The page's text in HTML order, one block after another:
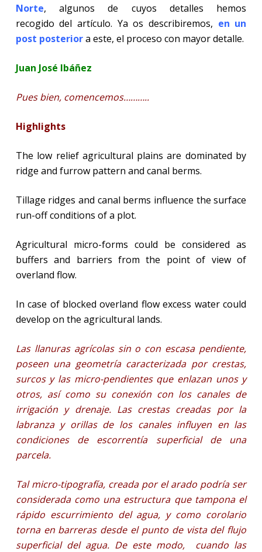
Norte, algunos de cuyos detalles hemos
recogido del artículo. Ya os describiremos, en un
post posteriora este, el proceso con mayor detalle.
Juan José Ibáñez
Pues bien, comencemos………..
Highlights
The low relief agricultural plains are dominated by
ridge and furrow pattern and canal berms.
Tillage ridges and canal berms influence the surface
run-off conditions of a plot.
Agricultural micro-forms could be considered as
buffers and barriers from the point of view of
overland flow.
In case of blocked overland flow excess water could
develop on the agricultural lands.
Las llanuras agrícolas sin o con escasa pendiente,
poseen una geometría caracterizada por crestas,
surcos y las micro-pendientes que enlazan unos y
otros, así como su conexión con los canales de
irrigación y drenaje. Las crestas creadas por la
labranza y orillas de los canales influyen en las
condiciones de escorrentía superficial de una
parcela.
Tal micro-tipografía, creada por el arado podría ser
considerada como una estructura que tampona el
rápido escurrimiento del agua, y como corolario
torna en barreras desde el punto de vista del flujo
superficial del agua. De este modo, cuando las